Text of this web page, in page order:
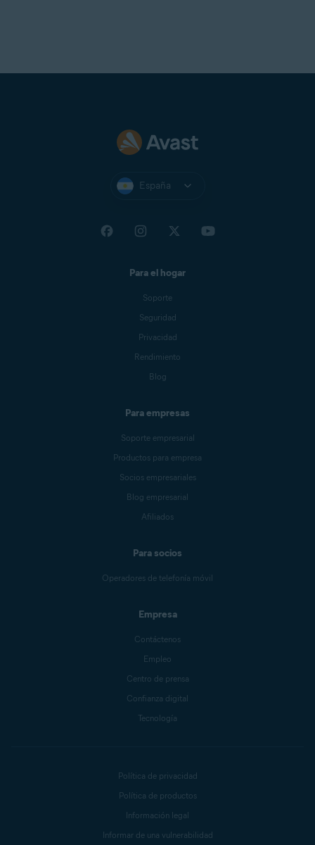
España
Para el hogar
Soporte
Seguridad
Privacidad
Rendimiento
Blog
Para empresas
Soporte empresarial
Productos para empresa
Socios empresariales
Blog empresarial
Afiliados
Para socios
Operadores de telefonía móvil
Empresa
Contáctenos
Empleo
Centro de prensa
Confianza digital
Tecnología
Política de privacidad
Política de productos
Información legal
Informar de una vulnerabilidad